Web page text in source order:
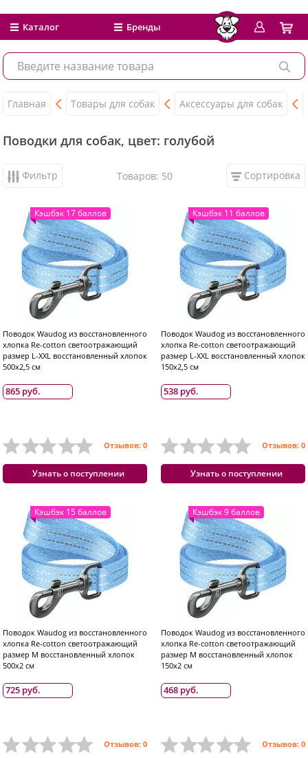
Каталог Бренды
Главная Товары для собак Аксессуары для собак
Поводки для собак, цвет: голубой
Фильтр Товаров: 50 Сортировка
Кэшбэк 17 баллов
Поводок Waudog из восстановленного
хлопка Re-cotton светоотражающий
размер L-XXL восстановленный хлопок
500x2,5 см
865 руб.
Отзывов: 0
Узнать о поступлении
Кэшбэк 11 баллов
Поводок Waudog из восстановленного
хлопка Re-cotton светоотражающий
размер L-XXL восстановленный хлопок
150x2,5 см
538 руб.
Отзывов: 0
Узнать о поступлении
Кэшбэк 15 баллов
Поводок Waudog из восстановленного
хлопка Re-cotton светоотражающий
размер M восстановленный хлопок
500x2 см
725 руб.
Отзывов: 0
Кэшбэк 9 баллов
Поводок Waudog из восстановленного
хлопка Re-cotton светоотражающий
размер M восстановленный хлопок
150x2 см
468 руб.
Отзывов: 0